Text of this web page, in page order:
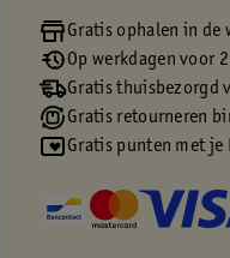
Gratis ophalen in de
Op werkdagen voor
Gratis thuisbezorgd
Gratis retourneren
Gratis punten met